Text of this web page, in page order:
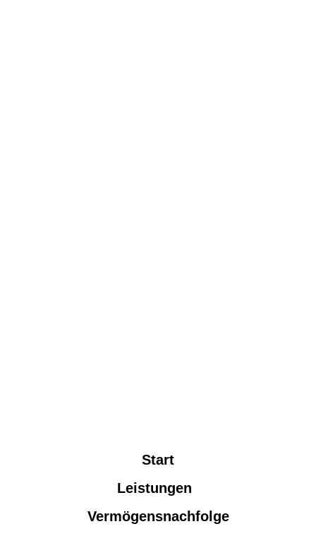
Start
Leistungen
Vermögensnachfolge